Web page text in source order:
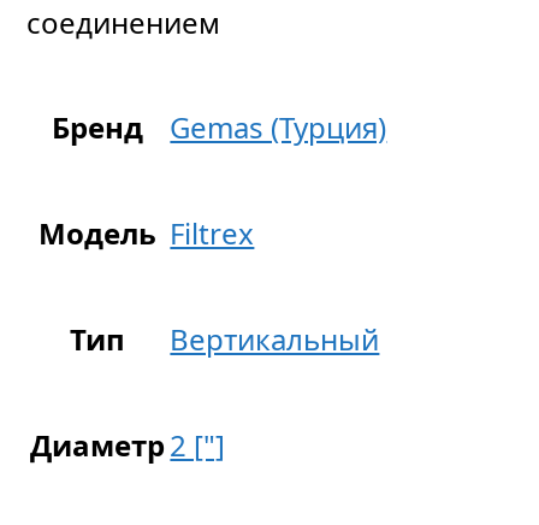
соединением
Бренд Gemas (Турция)
Модель Filtrex
Тип Вертикальный
Диаметр2 ["]